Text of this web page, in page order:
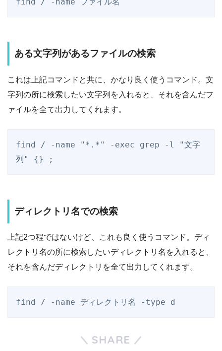
ある文字列があるファイルの検索
これは上記コマンドと共に、かなり良く使うコマンド。文
字列の所に検索したい文字列を入れると、それを含んだフ
ァイルを全て出力してくれます。
find / -name "*.*" -exec grep -l "文字
ディレクトリ名での検索
上記2つ程ではないけど、これも良く使うコマンド。ディ
レクトリ名の所に検索したいディレクトリ名を入れると、
それを含んだディレクトリを全て出力してくれます。
SHARE